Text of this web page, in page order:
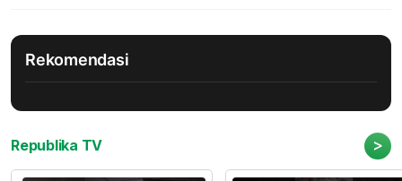
Rekomendasi
Republika TV >